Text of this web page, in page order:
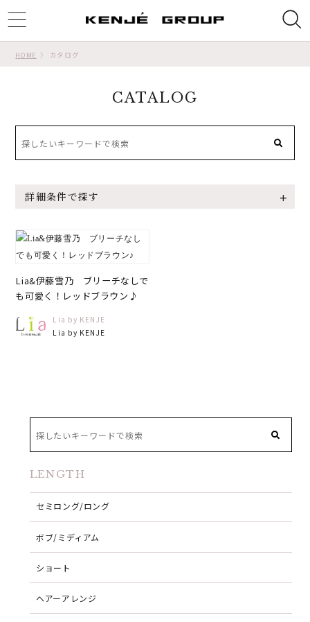
HOME カタログ
CATALOG
詳細条件で探す
Lia&伊藤雪乃 ブリーチなしで
も可愛く！レッドブラウン♪
Lia by KENJE
Lia by KENJE
LENGTH
セミロング/ロング
ボブ/ミディアム
ショート
ヘアーアレンジ